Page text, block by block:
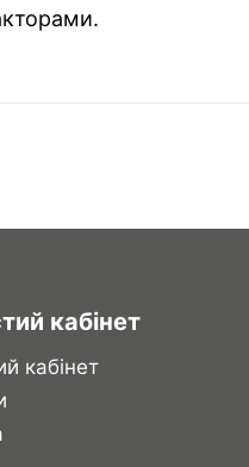
кабінет
кабінет